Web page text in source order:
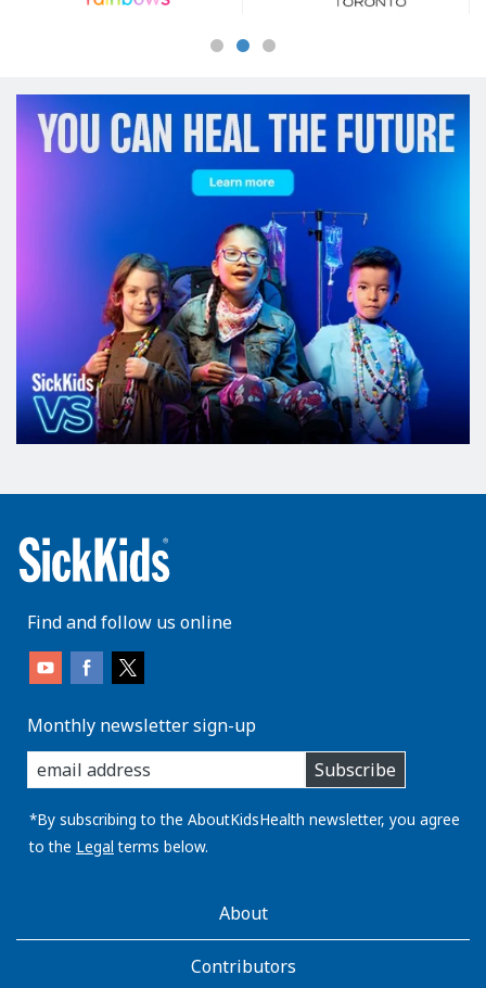
Find and follow us online
Monthly newsletter sign-up
enter
you
email
address:
Subscribe
*By subscribing to the AboutKidsHealth newsletter, you agree
to the Legal terms below.
AboutKidsHealthAbout
Contributors